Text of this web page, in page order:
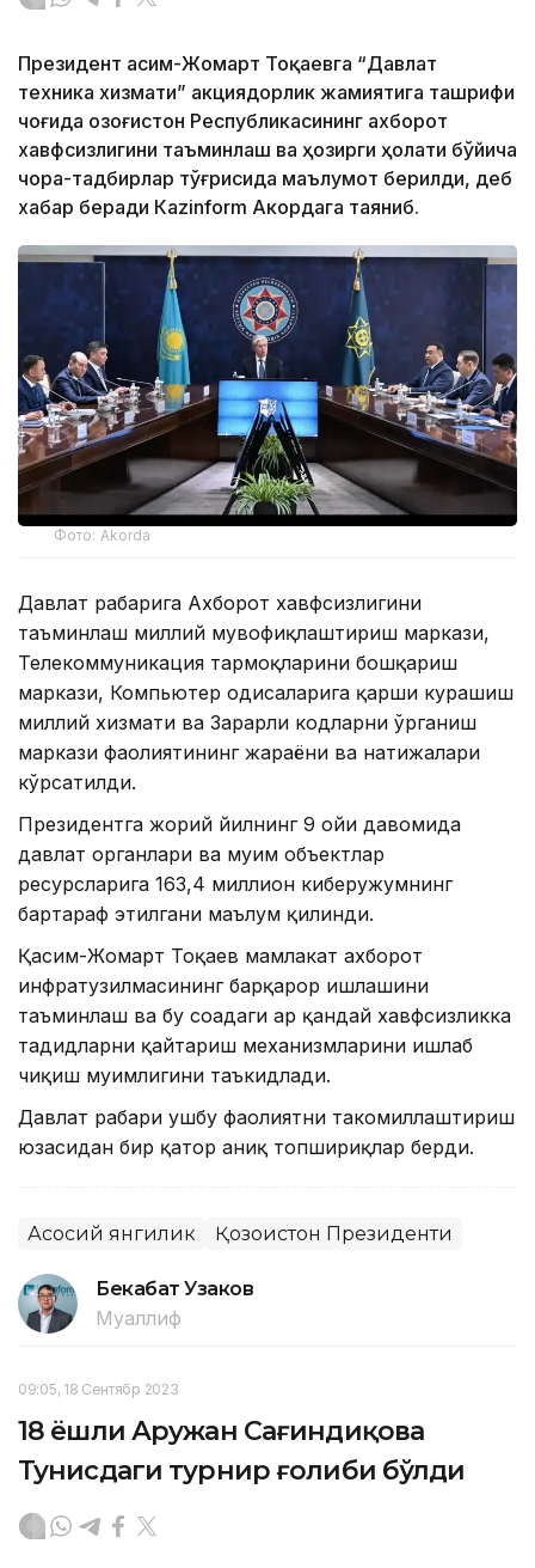
Президент Қасим-Жомарт Тоқаевга “Давлат
техника хизмати” акциядорлик жамиятига ташрифи
чоғида Қозоғистон Республикасининг ахборот
хавфсизлигини таъминлаш ва ҳозирги ҳолати бўйича
чора-тадбирлар тўғрисида маълумот берилди, деб
хабар беради Каzinform Акордага таяниб.
Фото: Akorda
Давлат раҳбарига Ахборот хавфсизлигини
таъминлаш миллий мувофиқлаштириш маркази,
Телекоммуникация тармоқларини бошқариш
маркази, Компьютер ҳодисаларига қарши курашиш
миллий хизмати ва Зарарли кодларни ўрганиш
маркази фаолиятининг жараёни ва натижалари
кўрсатилди.
Президентга жорий йилнинг 9 ойи давомида
давлат органлари ва муҳим объектлар
ресурсларига 163,4 миллион киберҳужумнинг
бартараф этилгани маълум қилинди.
Қасим-Жомарт Тоқаев мамлакат ахборот
инфратузилмасининг барқарор ишлашини
таъминлаш ва бу соҳадаги ҳар қандай хавфсизликка
таҳдидларни қайтариш механизмларини ишлаб
чиқиш муҳимлигини таъкидлади.
Давлат раҳбари ушбу фаолиятни такомиллаштириш
юзасидан бир қатор аниқ топшириқлар берди.
Асосий янгилик Қозоғистон Президенти
Бекабат Узаков
Муаллиф
09:05, 18 Сентябр 2023
18 ёшли Аружан Сағиндиқова
Тунисдаги турнир ғолиби бўлди